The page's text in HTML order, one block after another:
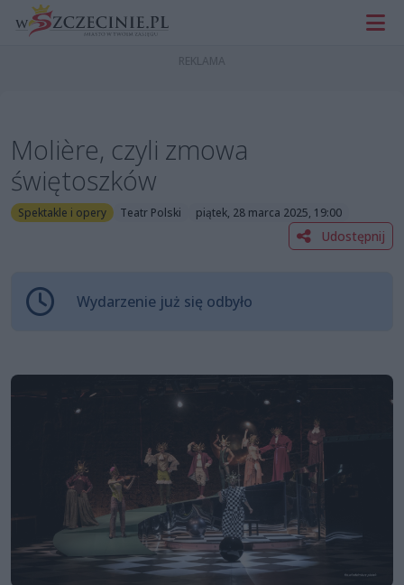
Molière, czyli zmowa
świętoszków
Spektakle i opery Teatr Polski piątek, 28 marca 2025, 19:00
Udostępnij
Wydarzenie już się odbyło